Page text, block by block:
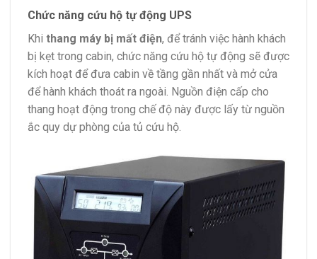
Chức năng cứu hộ tự động UPS
Khi thang máy bị mất điện, để tránh việc hành khách
bị kẹt trong cabin, chức năng cứu hộ tự động sẽ được
kích hoạt để đưa cabin về tầng gần nhất và mở cửa
để hành khách thoát ra ngoài. Nguồn điện cấp cho
thang hoạt động trong chế độ này được lấy từ nguồn
ắc quy dự phòng của tủ cứu hộ.